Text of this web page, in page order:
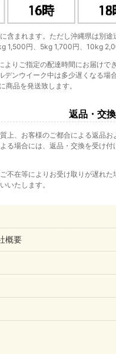
含まれます。ただし沖縄県は別途
1,500円、5kg 1,700円、10kg
よりご指定の配達時間にお届けで
デンウイーク中は多少遅くなる場
商品を発送致します。
返品・交
上、お客様のご都合による返品
る場合には、返品・交換を受け
不在等によりお受け取りが遅れ
いたします。
概要